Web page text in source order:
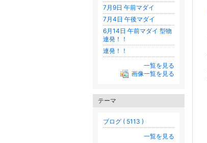
7月9日 午前マダイ
7月4日 午後マダイ
6月14日 午前マダイ 型物
連発！！
連発！！
一覧を見る
画像一覧を見る
テーマ
ブログ ( 5113 )
一覧を見る